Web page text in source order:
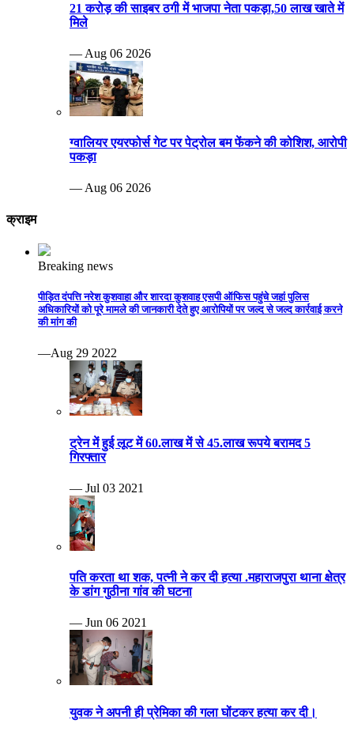
21 करोड़ की साइबर ठगी में भाजपा नेता पकड़ा,50 लाख खाते में
मिले
— Aug 06 2026
ग्वालियर एयरफोर्स गेट पर पेट्रोल बम फेंकने की कोशिश, आरोपी
पकड़ा
— Aug 06 2026
क्राइम
Breaking news
पीड़ित दंपत्ति नरेश कुशवाहा और शारदा कुशवाह एसपी ऑफिस पहुंचे जहां पुलिस
अधिकारियों को पूरे मामले की जानकारी देते हुए आरोपियों पर जल्द से जल्द कार्रवाई करने
की मांग की
—Aug 29 2022
ट्रेन में हुई लूट में 60.लाख में से 45.लाख रूपये बरामद 5
गिरफ्तार
— Jul 03 2021
पति करता था शक, पत्नी ने कर दी हत्या .महाराजपुरा थाना क्षेत्र
के डांग गुठीना गांव की घटना
— Jun 06 2021
युवक ने अपनी ही प्रेमिका की गला घोंटकर हत्या कर दी।